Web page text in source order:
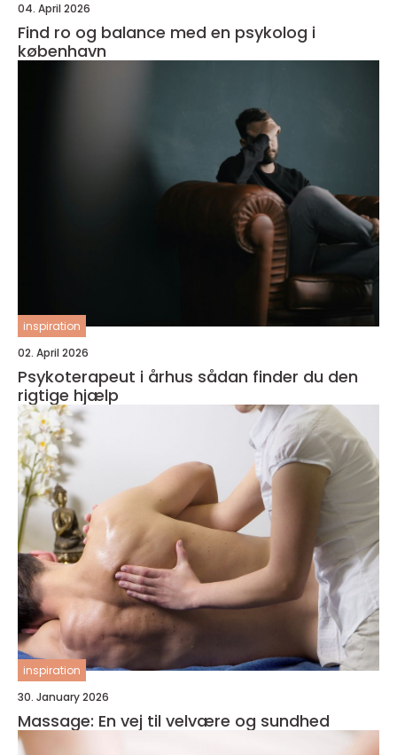
04. April 2026
Find ro og balance med en psykolog i
københavn
inspiration
02. April 2026
Psykoterapeut i århus sådan finder du den
rigtige hjælp
inspiration
30. January 2026
Massage: En vej til velvære og sundhed